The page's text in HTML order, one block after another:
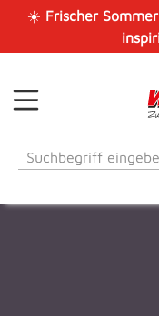
Zum Hauptinhalt
☀️ Frischer